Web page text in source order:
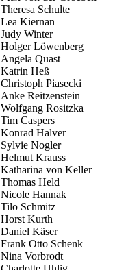
Theresa Schulte
Lea Kiernan
Judy Winter
Holger Löwenberg
Angela Quast
Katrin Heß
Christoph Piasecki
Anke Reitzenstein
Wolfgang Rositzka
Tim Caspers
Konrad Halver
Sylvie Nogler
Helmut Krauss
Katharina von Keller
Thomas Held
Nicole Hannak
Tilo Schmitz
Horst Kurth
Daniel Käser
Frank Otto Schenk
Nina Vorbrodt